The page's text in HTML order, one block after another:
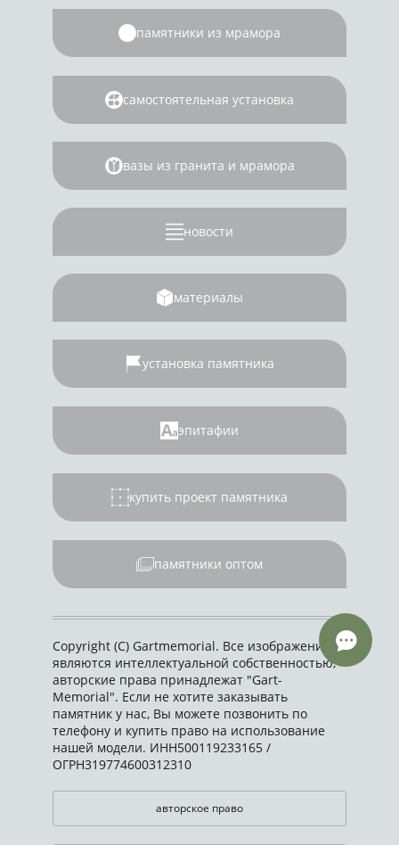
памятники из мрамора
самостоятельная установка
вазы из гранита и мрамора
новости
материалы
установка памятника
эпитафии
купить проект памятника
памятники оптом
Copyright (C) Gartmemorial. Все изображения
являются интеллектуальной собственностью,
авторские права принадлежат "Gart-
Memorial". Если не хотите заказывать
памятник у нас, Вы можете позвонить по
телефону и купить право на использование
нашей модели. ИНН500119233165 /
ОГРН319774600312310
авторское право